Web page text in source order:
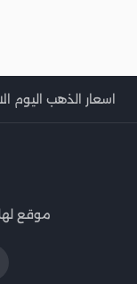
اسعار الذهب اليوم
موقع